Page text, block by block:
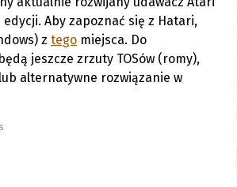
Aby zapoznać się z Hatari,
z tego miejsca. Do
jeszcze zrzuty TOSów (romy),
alternatywne rozwiązanie w